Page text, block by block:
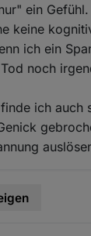
ein Gefühl.
keine
ich ein
noch
ich auch